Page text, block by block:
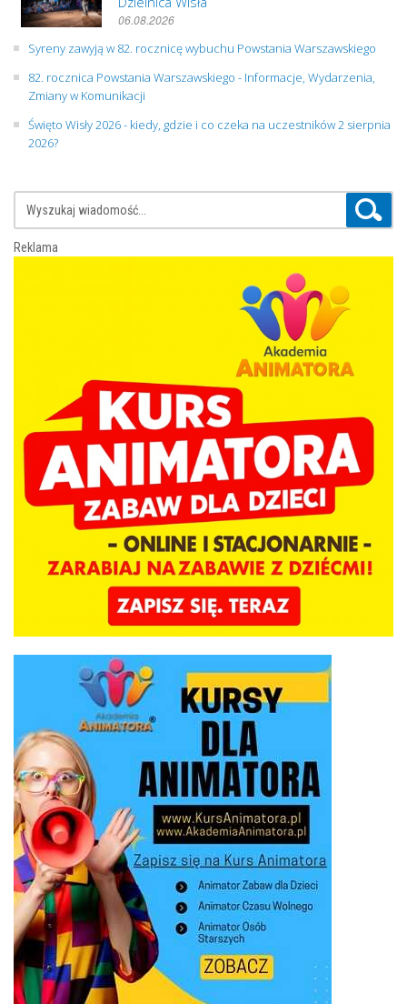
06.08.2026
Syreny zawyją w 82. rocznicę wybuchu Powstania Warszawskiego
82. rocznica Powstania Warszawskiego - Informacje, Wydarzenia,
Zmiany w Komunikacji
Święto Wisły 2026 - kiedy, gdzie i co czeka na uczestników 2 sierpnia
2026?
Reklama